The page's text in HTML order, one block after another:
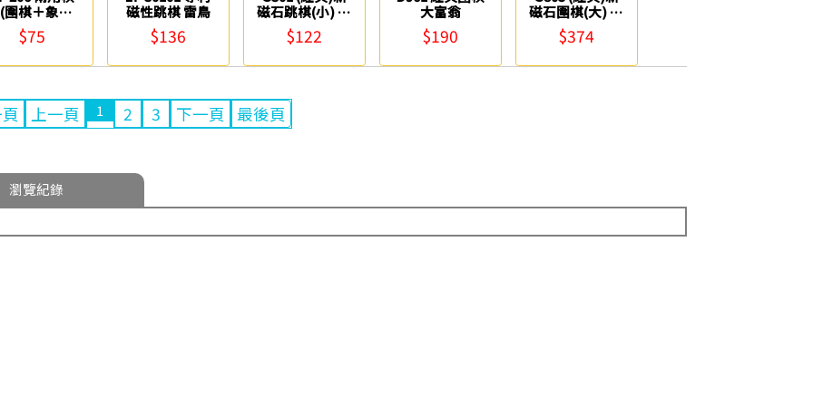
棋＋象棋)
雷鳥
$75
磁性跳棋 雷鳥
$136
磁石跳棋(小) 大
富翁
$122
大富翁
$190
磁石圍棋(大) 大
富翁
$374
上一頁 1 2 3 下一頁 最後頁
瀏覽紀錄